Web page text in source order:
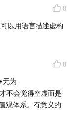
8
以用语言描述虚构
8
无为
不会觉得空虚而是
观体系。有意义的